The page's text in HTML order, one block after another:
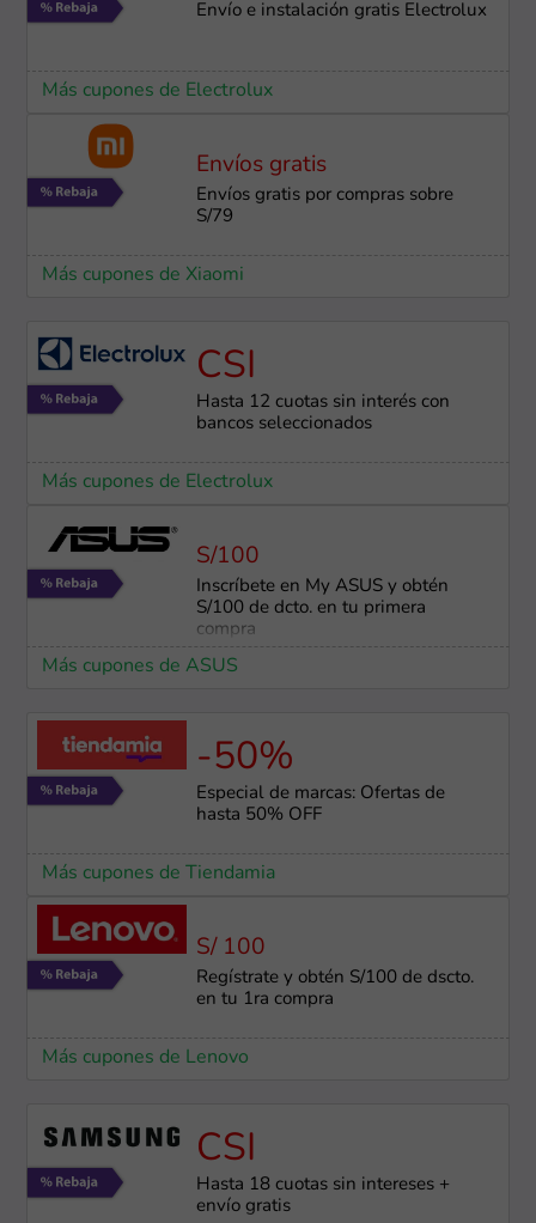
Envío e instalación gratis Electrolux
Más cupones de Electrolux
Envíos gratis
Envíos gratis por compras sobre
S/79
Más cupones de Xiaomi
CSI
Hasta 12 cuotas sin interés con
bancos seleccionados
Más cupones de Electrolux
S/100
Inscríbete en My ASUS y obtén
S/100 de dcto. en tu primera
compra
Más cupones de ASUS
-50%
Especial de marcas: Ofertas de
hasta 50% OFF
Más cupones de Tiendamia
S/ 100
Regístrate y obtén S/100 de dscto.
en tu 1ra compra
Más cupones de Lenovo
CSI
Hasta 18 cuotas sin intereses +
envío gratis